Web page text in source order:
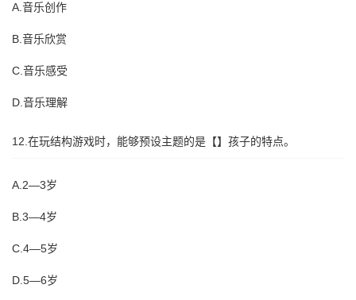
A.音乐创作
B.音乐欣赏
C.音乐感受
D.音乐理解
12.在玩结构游戏时，能够预设主题的是【】孩子的特点。
A.2—3岁
B.3—4岁
C.4—5岁
D.5—6岁